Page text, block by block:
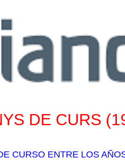
DE CURS
CURSO ENTRE LOS